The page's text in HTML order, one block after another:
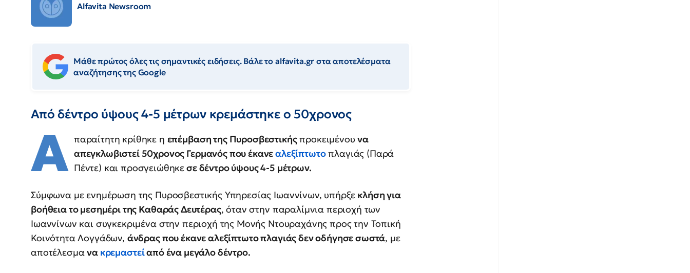
Alfavita Newsroom
Μάθε πρώτος όλες τις σημαντικές ειδήσεις. Βάλε το alfavita.gr στα αποτελέσματα
αναζήτησης της Google
Από δέντρο ύψους 4-5 μέτρων κρεμάστηκε ο 50χρονος
Α παραίτητη κρίθηκε η επέμβαση της Πυροσβεστικήςπροκειμένουνα
απεγκλωβιστεί 50χρονος Γερμανός που έκανεαλεξίπτωτοπλαγιάς (Παρά
Πέντε) και προσγειώθηκεσε δέντρο ύψους 4-5 μέτρων.
Σύμφωνα με ενημέρωση της Πυροσβεστικής Υπηρεσίας Ιωαννίνων, υπήρξε κλήση για
βοήθεια το μεσημέρι της Καθαράς Δευτέρας, όταν στην παραλίμνια περιοχή των
Ιωαννίνων και συγκεκριμένα στην περιοχή της Μονής Ντουραχάνης προς την Τοπική
Κοινότητα Λογγάδων, άνδρας που έκανε αλεξίπτωτο πλαγιάς δεν οδήγησε σωστά, με
αποτέλεσμανα κρεμαστείαπό ένα μεγάλο δέντρο.